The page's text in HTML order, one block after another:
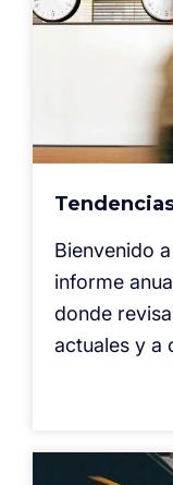
Bienvenido
informe
donde
actuales y a